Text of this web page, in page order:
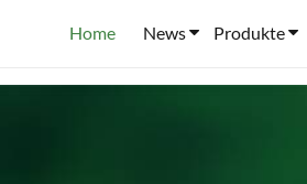
Home News Produkte